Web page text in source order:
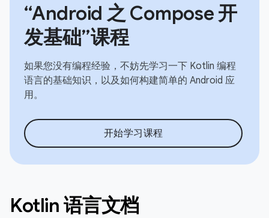
“Android 之 Compose 开
发基础”课程
如果您没有编程经验，不妨先学习一下 Kotlin 编程
语言的基础知识，以及如何构建简单的 Android 应
用。
开始学习课程
Kotlin 语言文档